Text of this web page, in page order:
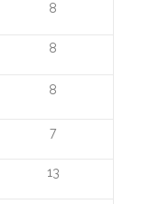
8
8
8
7
13